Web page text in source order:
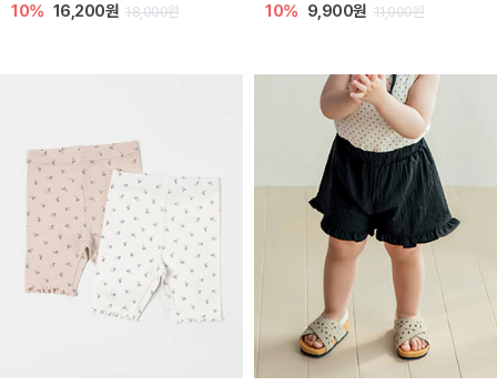
10% 16,200원 18,000원 10% 9,900원 11,000원